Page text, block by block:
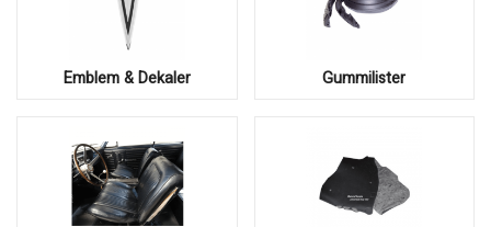
Emblem & Dekaler Gummilister